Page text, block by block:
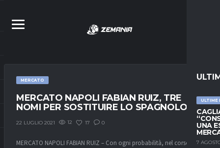
ULTIME
UNA
7
MERCATO
MERCATO NAPOLI FABIAN RUIZ, TRE
NOMI PER SOSTITUIRE LO SPAGNOLO
22 LUGLIO 2021 12 17 0
MERCATO NAPOLI FABIAN RUIZ – Con ogni probabilità, nel corso di